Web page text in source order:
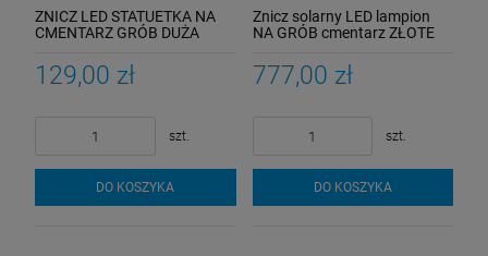
ZNICZ LED STATUETKA NA
CMENTARZ GRÓB DUŻA
129,00 zł
szt.
DO KOSZYKA
Znicz solarny LED lampion
NA GRÓB cmentarz ZŁOTE
777,00 zł
szt.
DO KOSZYKA